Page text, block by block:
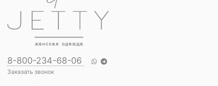
8-800-234-68-06
Заказать звонок